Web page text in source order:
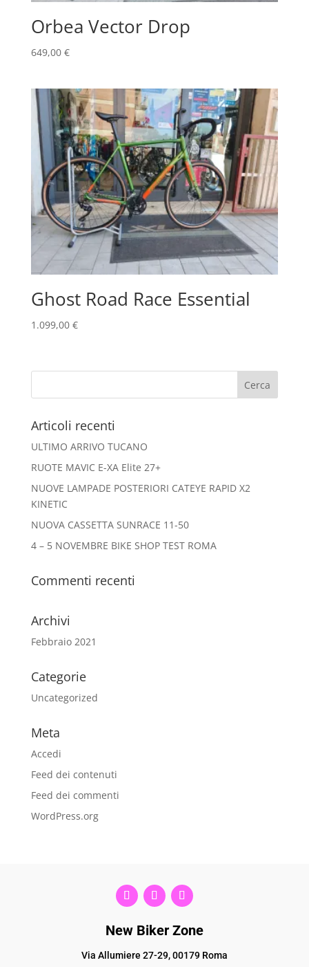
Orbea Vector Drop
649,00 €
Ghost Road Race Essential
1.099,00 €
Articoli recenti
ULTIMO ARRIVO TUCANO
RUOTE MAVIC E-XA Elite 27+
NUOVE LAMPADE POSTERIORI CATEYE RAPID X2
KINETIC
NUOVA CASSETTA SUNRACE 11-50
4 – 5 NOVEMBRE BIKE SHOP TEST ROMA
Commenti recenti
Archivi
Febbraio 2021
Categorie
Uncategorized
Meta
Accedi
Feed dei contenuti
Feed dei commenti
WordPress.org
New Biker Zone
Via Allumiere 27-29, 00179 Roma